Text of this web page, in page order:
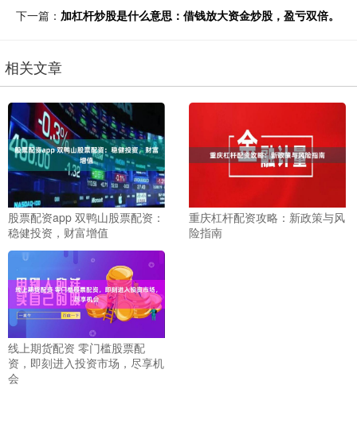
下一篇： 加杠杆炒股是什么意思：借钱放大资金炒股，盈亏双倍。
相关文章
股票配资app 双鸭山股票配资：
稳健投资，财富增值
重庆杠杆配资攻略：新政策与风
险指南
线上期货配资 零门槛股票配
资，即刻进入投资市场，尽享机
会